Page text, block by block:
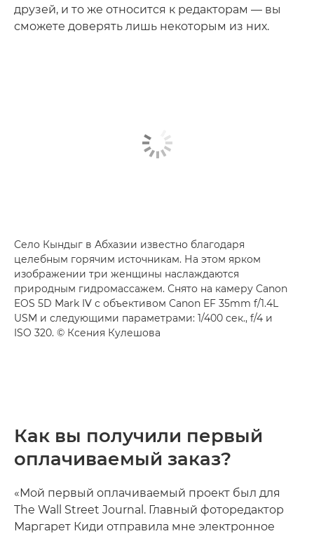
друзей, и то же относится к редакторам — вы
сможете доверять лишь некоторым из них.
Село Кындыг в Абхазии известно благодаря
целебным горячим источникам. На этом ярком
изображении три женщины наслаждаются
природным гидромассажем. Снято на камеру Canon
EOS 5D Mark IV с объективом Canon EF 35mm f/1.4L
USM и следующими параметрами: 1/400 сек., f/4 и
ISO 320. © Ксения Кулешова
Как вы получили первый
оплачиваемый заказ?
«Мой первый оплачиваемый проект был для
The Wall Street Journal. Главный фоторедактор
Маргарет Киди отправила мне электронное